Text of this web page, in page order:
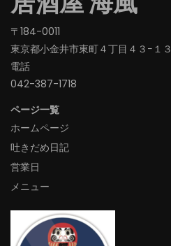
〒184-0011
東京都小金井市東町４丁目４３−１３
電話
042-387-1718‬
ページ一覧
ホームページ
吐きだめ日記
営業日
メニュー